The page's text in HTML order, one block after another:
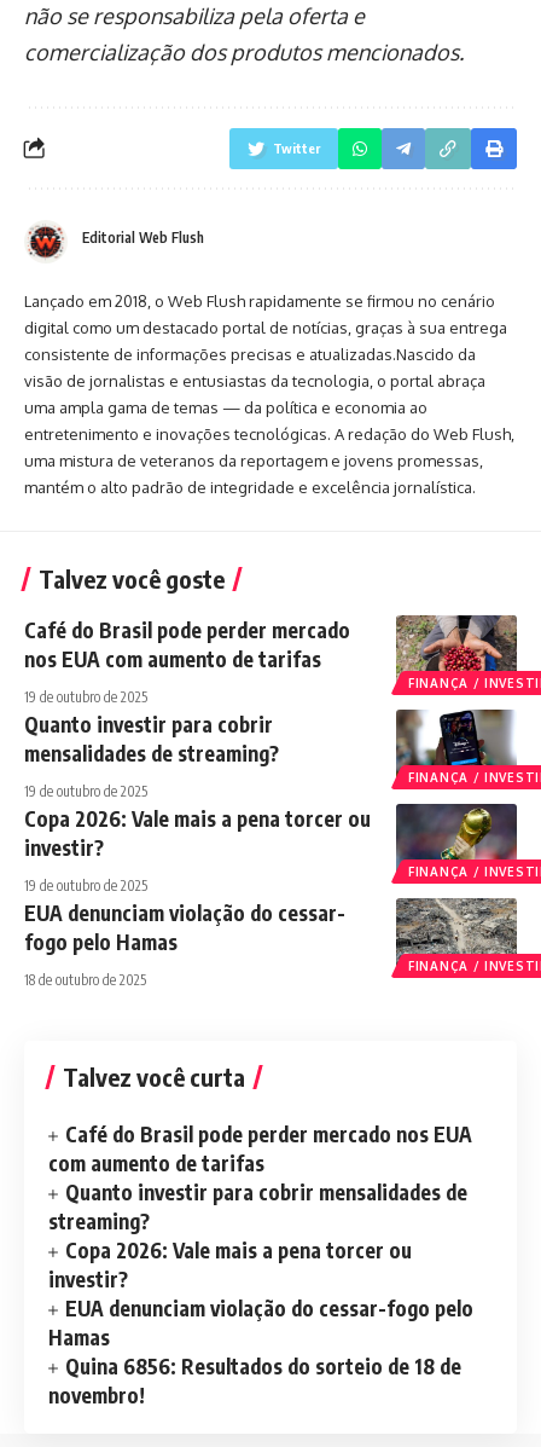
não se responsabiliza pela oferta e
comercialização dos produtos mencionados.
Twitter
Editorial Web Flush
Lançado em 2018, o Web Flush rapidamente se firmou no cenário
digital como um destacado portal de notícias, graças à sua entrega
consistente de informações precisas e atualizadas.Nascido da
visão de jornalistas e entusiastas da tecnologia, o portal abraça
uma ampla gama de temas — da política e economia ao
entretenimento e inovações tecnológicas. A redação do Web Flush,
uma mistura de veteranos da reportagem e jovens promessas,
mantém o alto padrão de integridade e excelência jornalística.
Talvez você goste
FINANÇA /
Café do Brasil pode perder mercado
nos EUA com aumento de tarifas
19 de outubro de 2025
FINANÇA /
Quanto investir para cobrir
mensalidades de streaming?
19 de outubro de 2025
FINANÇA /
Copa 2026: Vale mais a pena torcer ou
investir?
19 de outubro de 2025
FINANÇA /
EUA denunciam violação do cessar-
fogo pelo Hamas
18 de outubro de 2025
Talvez você curta
Café do Brasil pode perder mercado nos EUA
com aumento de tarifas
Quanto investir para cobrir mensalidades de
streaming?
Copa 2026: Vale mais a pena torcer ou
investir?
EUA denunciam violação do cessar-fogo pelo
Hamas
Quina 6856: Resultados do sorteio de 18 de
novembro!